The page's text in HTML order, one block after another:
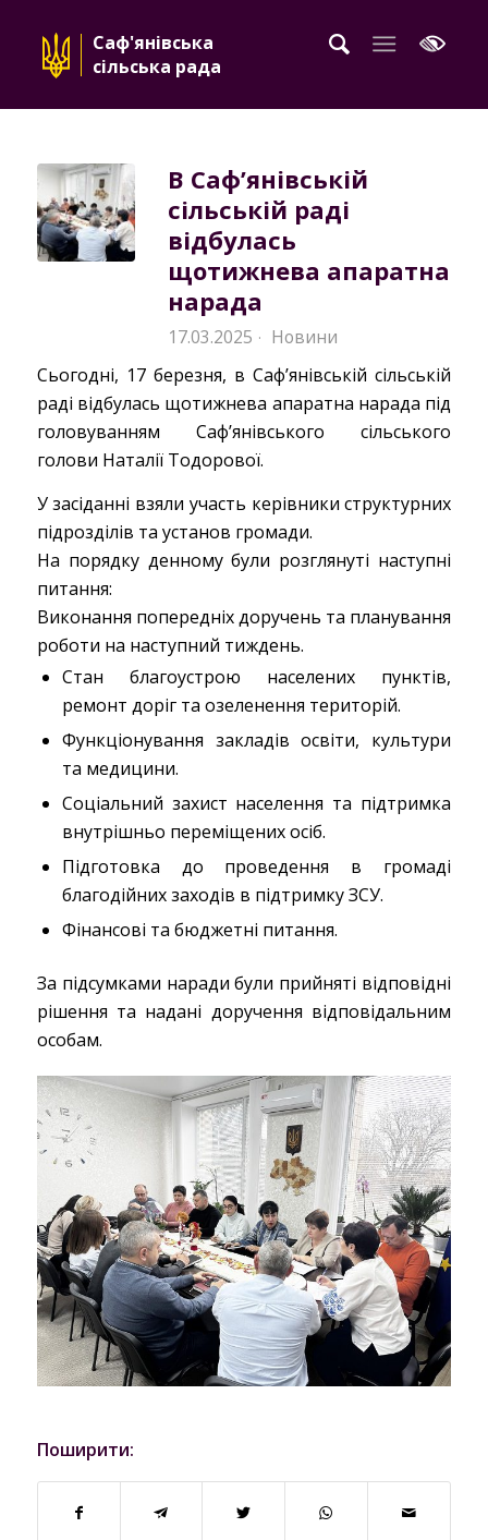
Саф'янівська
сільська рада
В Сафʼянівській
сільській раді
відбулась
щотижнева апаратна
нарада
17.03.2025 · Новини
Сьогодні, 17 березня, в Сафʼянівській сільській
раді відбулась щотижнева апаратна нарада під
головуванням Сафʼянівського сільського
голови Наталії Тодорової.
У засіданні взяли участь керівники структурних
підрозділів та установ громади.
На порядку денному були розглянуті наступні
питання:
Виконання попередніх доручень та планування
роботи на наступний тиждень.
Стан благоустрою населених пунктів,
ремонт доріг та озеленення територій.
Функціонування закладів освіти, культури
та медицини.
Соціальний захист населення та підтримка
внутрішньо переміщених осіб.
Підготовка до проведення в громаді
благодійних заходів в підтримку ЗСУ.
Фінансові та бюджетні питання.
За підсумками наради були прийняті відповідні
рішення та надані доручення відповідальним
особам.
Поширити: